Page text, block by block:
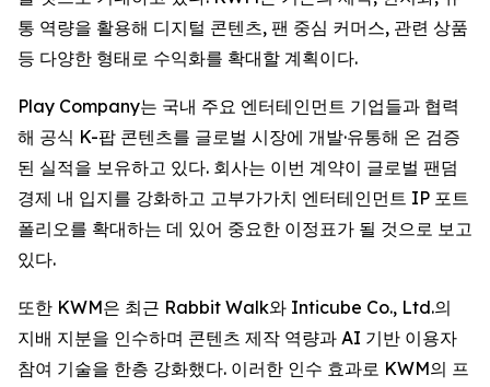
통 역량을 활용해 디지털 콘텐츠, 팬 중심 커머스, 관련 상품
등 다양한 형태로 수익화를 확대할 계획이다.
Play Company는 국내 주요 엔터테인먼트 기업들과 협력
해 공식 K-팝 콘텐츠를 글로벌 시장에 개발·유통해 온 검증
된 실적을 보유하고 있다. 회사는 이번 계약이 글로벌 팬덤
경제 내 입지를 강화하고 고부가가치 엔터테인먼트 IP 포트
폴리오를 확대하는 데 있어 중요한 이정표가 될 것으로 보고
있다.
또한 KWM은 최근 Rabbit Walk와 Inticube Co., Ltd.의
지배 지분을 인수하며 콘텐츠 제작 역량과 AI 기반 이용자
참여 기술을 한층 강화했다. 이러한 인수 효과로 KWM의 프